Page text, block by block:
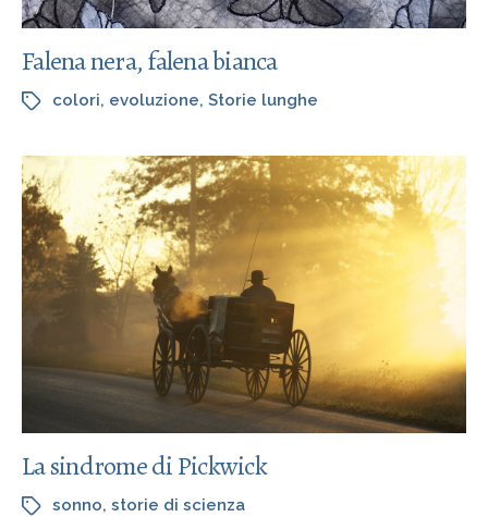
Falena nera, falena bianca
colori, evoluzione, Storie lunghe
La sindrome di Pickwick
sonno, storie di scienza